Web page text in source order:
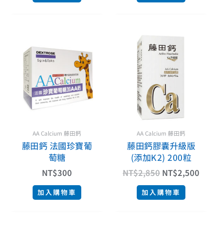
AA Calcium 藤田鈣
藤田鈣 法國珍寶葡
萄糖
NT$300
加入購物車
AA Calcium 藤田鈣
藤田鈣膠囊升級版
(添加K2) 200粒
NT$2,850
原
始
價
格：
NT$2,850。
NT$2,500
加入購物車